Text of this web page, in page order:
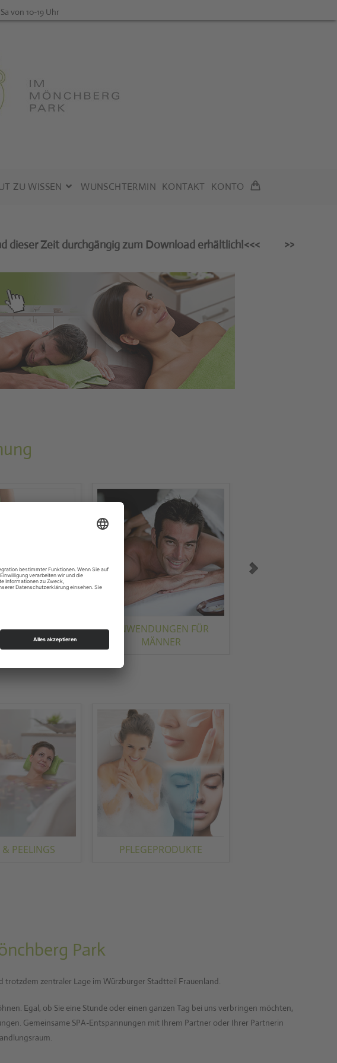
von 10-19 Uhr
ZU WISSEN WUNSCHTERMIN KONTAKT KONTO
durchgängig zum Download erhältlich!<<< >>>Wir gönnen
MASSAGE
ANWENDUNGEN FÜR
MÄNNER
PEELINGS PFLEGEPRODUKTE
Park
trotzdem zentraler Lage im Würzburger Stadtteil Frauenland.
Egal, ob Sie eine Stunde oder einen ganzen Tag bei uns verbringen möchten,
Gemeinsame SPA-Entspannungen mit Ihrem Partner oder Ihrer Partnerin